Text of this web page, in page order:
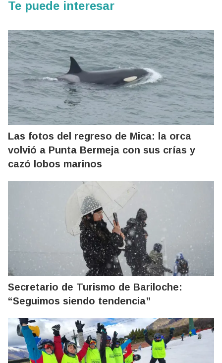
Te puede interesar
Las fotos del regreso de Mica: la orca
volvió a Punta Bermeja con sus crías y
cazó lobos marinos
Secretario de Turismo de Bariloche:
“Seguimos siendo tendencia”